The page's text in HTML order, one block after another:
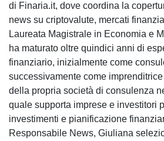
di Finaria.it, dove coordina la
news su criptovalute, mercati
Laureata Magistrale in Economia e
ha maturato oltre quindici anni di
finanziario, inizialmente come
successivamente come
della propria società di consulenza
quale supporta imprese e investitori
investimenti e pianificazione
Responsabile News, Giuliana